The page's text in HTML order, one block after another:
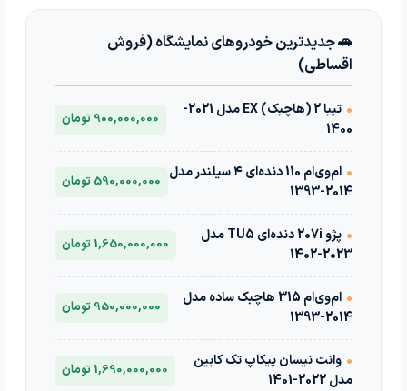
🚗 جدیدترین خودروهای نمایشگاه (فروش
اقساطی)
•
تیبا 2 (هاچبک) EX مدل 2021-
1400
900,000,000 تومان
•
ام‌وی‌ام 110 دنده‌ای ۴ سیلندر مدل
2014-1393
590,000,000 تومان
•
پژو 207i دنده‌ای TU5 مدل
2023-1402
1,650,000,000 تومان
•
ام‌وی‌ام 315 هاچبک ساده مدل
2014-1393
950,000,000 تومان
• وانت نیسان پیکاپ تک کابین
مدل 2022-1401
1,690,000,000 تومان